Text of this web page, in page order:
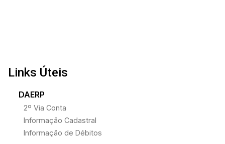
Links Úteis
DAERP
2º Via Conta
Informação Cadastral
Informação de Débitos